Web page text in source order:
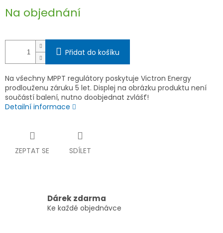
cena:
Na objednání
Přidat do košíku
Na všechny MPPT regulátory poskytuje Victron Energy
prodlouženu záruku 5 let. Displej na obrázku produktu není
součástí balení, nutno doobjednat zvlášť!
Detailní informace
ZEPTAT SE SDÍLET
Dárek zdarma
Ke každé objednávce